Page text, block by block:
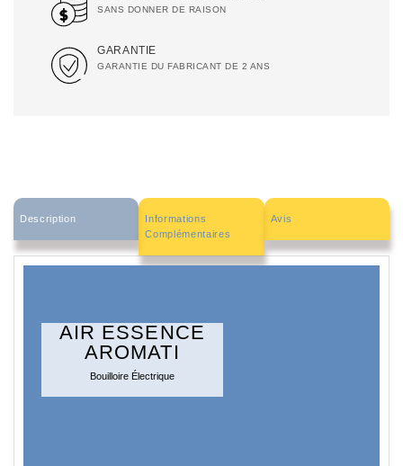
SANS DONNER DE RAISON
GARANTIE
GARANTIE DU FABRICANT DE 2 ANS
Description
Informations
Complémentaires
Avis
AIR ESSENCE
AROMATI
Bouilloire Électrique